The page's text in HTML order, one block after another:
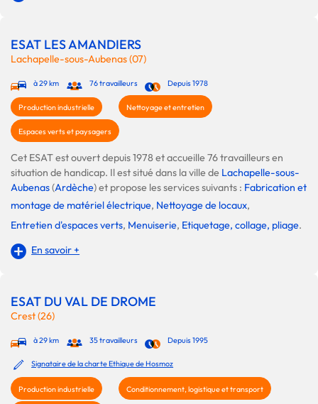
ESAT LES AMANDIERS
Lachapelle-sous-Aubenas (07)
à 29 km 76 travailleurs Depuis 1978
Production industrielle Nettoyage et entretien
Espaces verts et paysagers
Cet ESAT est ouvert depuis 1978 et accueille 76 travailleurs en
situation de handicap. Il est situé dans la ville de Lachapelle-sous-
Aubenas(Ardèche) et propose les services suivants : Fabrication et
montage de matériel électrique, Nettoyage de locaux,
Entretien d'espaces verts, Menuiserie, Etiquetage, collage, pliage.
En savoir +
ESAT DU VAL DE DROME
Crest (26)
à 29 km 35 travailleurs Depuis 1995
Signataire de la charte Ethique de Hosmoz
Production industrielle Conditionnement, logistique et transport